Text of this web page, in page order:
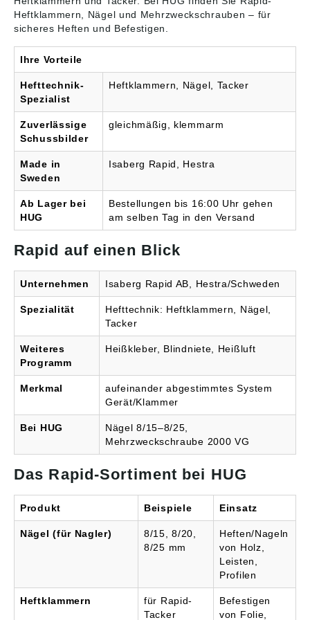
Heftklammern, Nägel und Mehrzweckschrauben – für
sicheres Heften und Befestigen.
Ihre Vorteile
Hefttechnik-
Spezialist
Heftklammern, Nägel, Tacker
Zuverlässige
Schussbilder
gleichmäßig, klemmarm
Made in
Sweden
Isaberg Rapid, Hestra
Ab Lager bei
HUG
Bestellungen bis 16:00 Uhr gehen
am selben Tag in den Versand
Rapid auf einen Blick
Unternehmen Isaberg Rapid AB, Hestra/Schweden
Spezialität
Hefttechnik: Heftklammern, Nägel,
Tacker
Weiteres
Programm
Heißkleber, Blindniete, Heißluft
Merkmal
aufeinander abgestimmtes System
Gerät/Klammer
Bei HUG
Nägel 8/15–8/25,
Mehrzweckschraube 2000 VG
Das Rapid-Sortiment bei HUG
Produkt Beispiele Einsatz
Nägel (für Nagler)
8/15, 8/20,
8/25 mm
Heften/Nageln
von Holz,
Leisten,
Profilen
Heftklammern
für Rapid-
Tacker
Befestigen
von Folie,